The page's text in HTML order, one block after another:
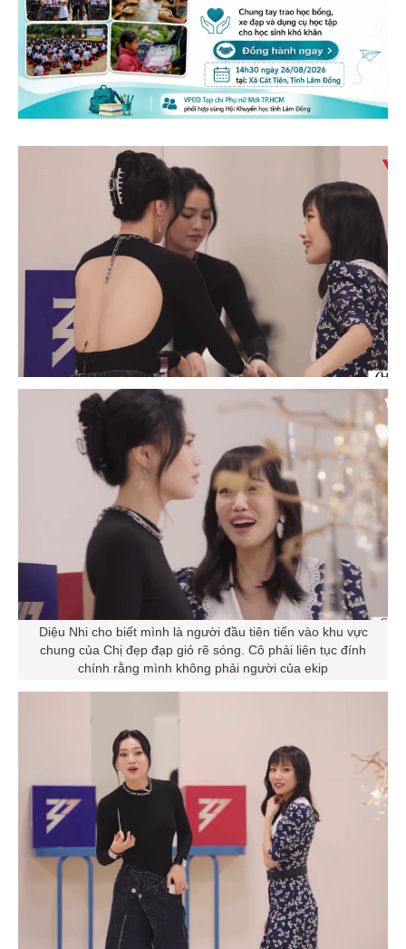
Diệu Nhi cho biết mình là người đầu tiên tiến vào khu vực
chung của Chị đẹp đạp gió rẽ sóng. Cô phải liên tục đính
chính rằng mình không phải người của ekip